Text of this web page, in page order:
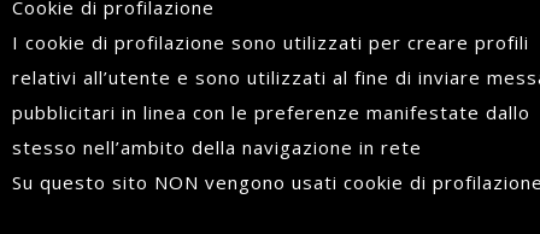
Cookie di profilazione
I cookie di profilazione sono utilizzati per creare profili
relativi all’utente e sono utilizzati al fine di inviare
pubblicitari in linea con le preferenze manifestate dallo
stesso nell’ambito della navigazione in rete
Su questo sito NON vengono usati cookie di